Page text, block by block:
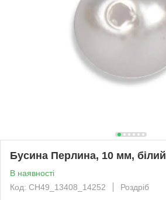
Бусина Перлина, 10 мм, білий
В наявності
Код: CH49_13408_14252
Роздріб